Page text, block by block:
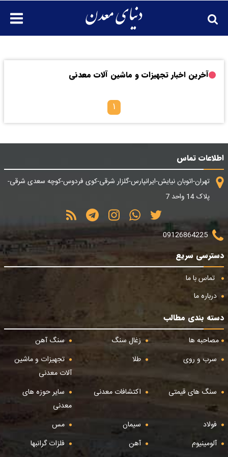
آخرین اخبار تجهیزات و ماشین آلات معدنی
۱
اطلاعات تماس
تهران-اتوبان نیایش-ایرانپارس-گلزار شرقی-کوی فردوس-کوچه سعدی شرقی-
پلاک 14 واحد 7
09126864225
دسترسی سریع
تماس با ما
درباره ما
دسته بندی مطالب
مصاحبه ها
زغال سنگ
سنگ آهن
سرب و روی
طلا
تجهیزات و ماشین
آلات معدنی
سنگ های قیمتی
اکتشافات معدنی
سایر حوزه های
معدنی
فولاد
سیمان
مس
آلومینیوم
آهن
فلزات گرانبها